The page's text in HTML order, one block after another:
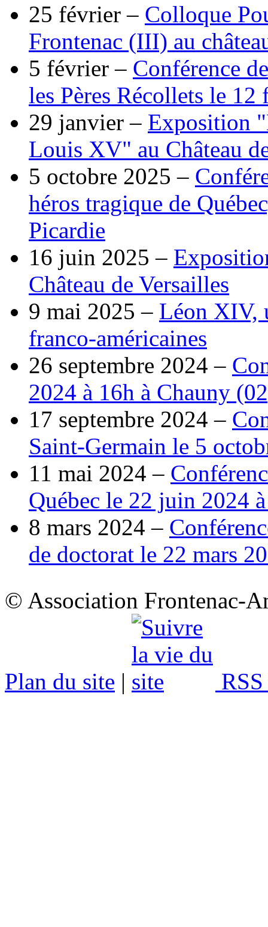
25 février – Colloque
Frontenac (III) au
5 février – Conférence
les Pères Récollets le
29 janvier – Exposition
Louis XV" au Château
5 octobre 2025 –
héros tragique de
Picardie
16 juin 2025 –
Château de Versailles
9 mai 2025 – Léon XIV,
franco-américaines
26 septembre 2024 –
2024 à 16h à Chauny
17 septembre 2024 –
Saint-Germain le 5
11 mai 2024 –
Québec le 22 juin 2024
8 mars 2024 –
de doctorat le 22 mars
© Association Frontenac-
Plan du site |